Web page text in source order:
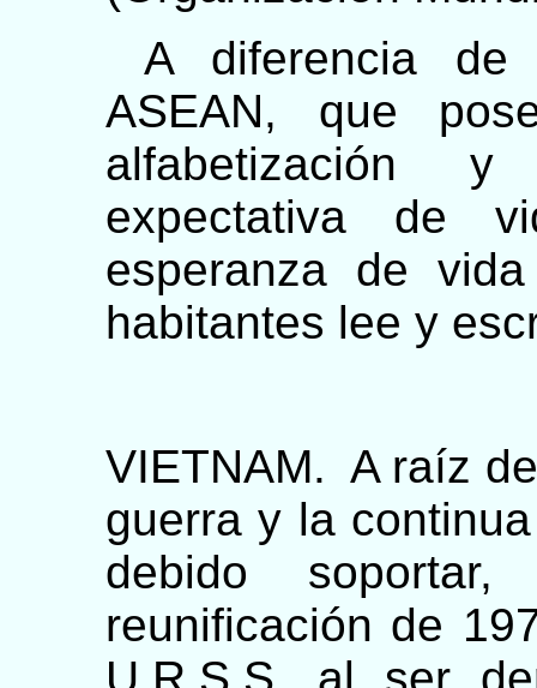
A diferencia de
ASEAN, que
alfabetización
expectativa de
esperanza de
habitantes lee y
VIETNAM. A raíz
guerra y la
debido
reunificación de